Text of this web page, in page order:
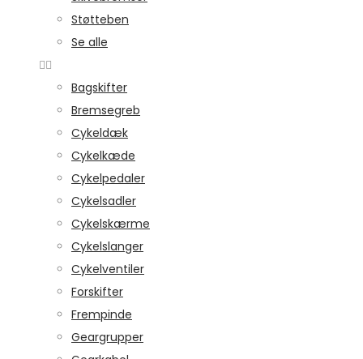
Støtteben
Se alle
Bagskifter
Bremsegreb
Cykeldæk
Cykelkæde
Cykelpedaler
Cykelsadler
Cykelskærme
Cykelslanger
Cykelventiler
Forskifter
Frempinde
Geargrupper